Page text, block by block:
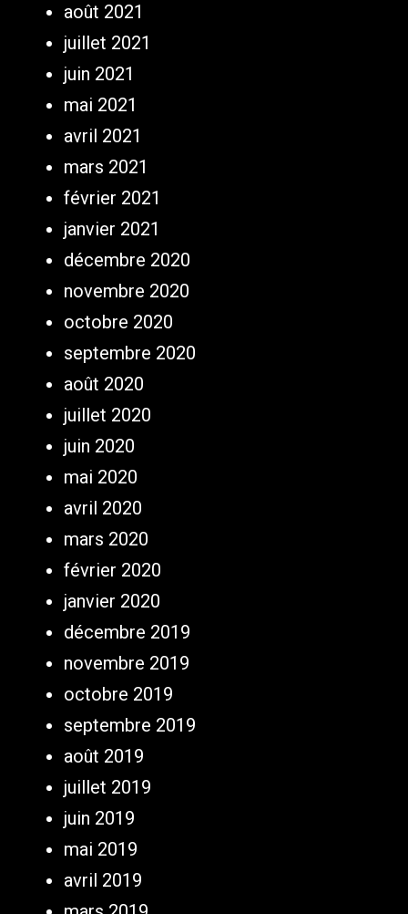
août 2021
juillet 2021
juin 2021
mai 2021
avril 2021
mars 2021
février 2021
janvier 2021
décembre 2020
novembre 2020
octobre 2020
septembre 2020
août 2020
juillet 2020
juin 2020
mai 2020
avril 2020
mars 2020
février 2020
janvier 2020
décembre 2019
novembre 2019
octobre 2019
septembre 2019
août 2019
juillet 2019
juin 2019
mai 2019
avril 2019